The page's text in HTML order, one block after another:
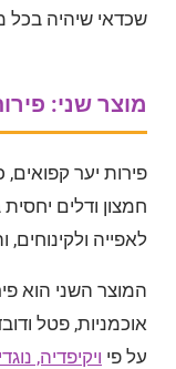
שכדאי שיהיה בכל
מוצר שני:
פירות יער קפואים,
חמצון ודלים
לאפייה
המוצר השני הוא
אוכמניות, פטל
על פי ויקיפדיה,